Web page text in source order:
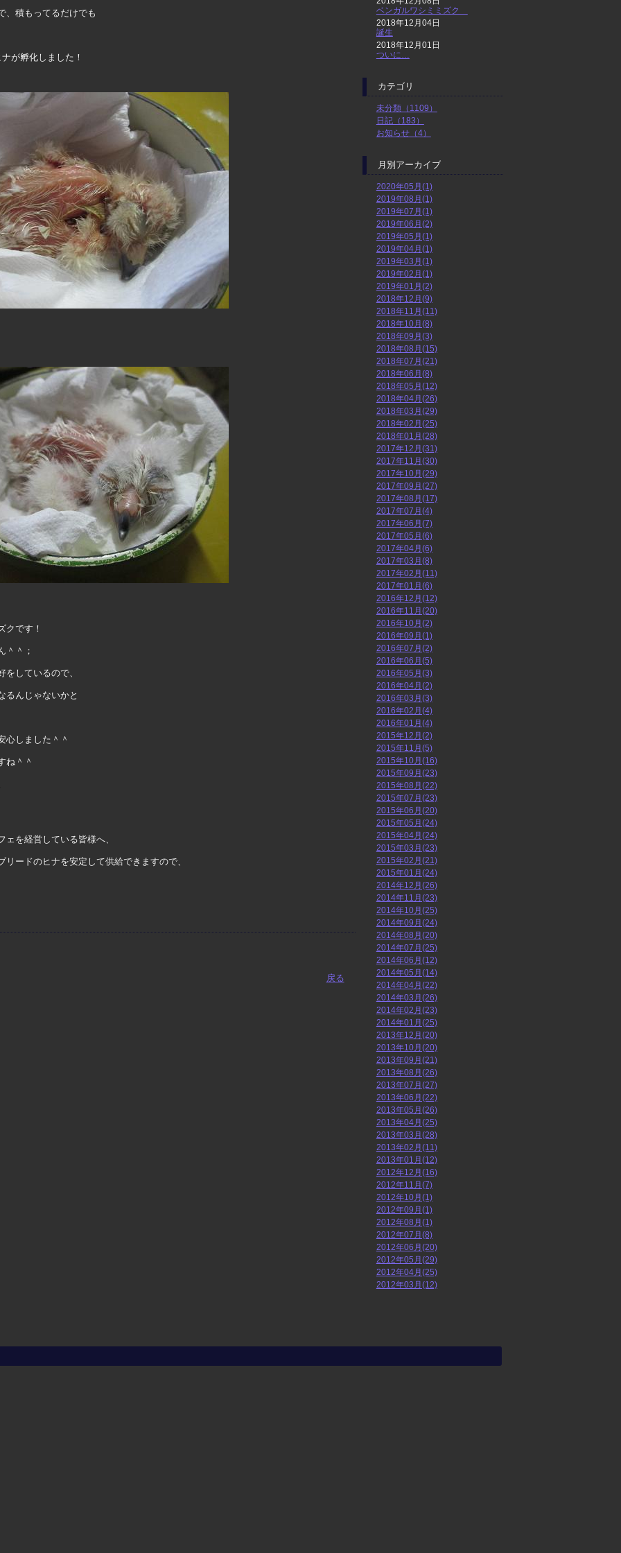
、積もってるだけでも
が孵化しました！
クです！
＾＾；
しているので、
るんじゃないかと
心しました＾＾
ね＾＾
を経営している皆様へ、
ードのヒナを安定して供給できますので、
戻る
ベンガルワシミミズク
2018年12月04日
誕生
2018年12月01日
ついに…
カテゴリ
未分類（1109）
日記（183）
お知らせ（4）
月別アーカイブ
2020年05月(1)
2019年08月(1)
2019年07月(1)
2019年06月(2)
2019年05月(1)
2019年04月(1)
2019年03月(1)
2019年02月(1)
2019年01月(2)
2018年12月(9)
2018年11月(11)
2018年10月(8)
2018年09月(3)
2018年08月(15)
2018年07月(21)
2018年06月(8)
2018年05月(12)
2018年04月(26)
2018年03月(29)
2018年02月(25)
2018年01月(28)
2017年12月(31)
2017年11月(30)
2017年10月(29)
2017年09月(27)
2017年08月(17)
2017年07月(4)
2017年06月(7)
2017年05月(6)
2017年04月(6)
2017年03月(8)
2017年02月(11)
2017年01月(6)
2016年12月(12)
2016年11月(20)
2016年10月(2)
2016年09月(1)
2016年07月(2)
2016年06月(5)
2016年05月(3)
2016年04月(2)
2016年03月(3)
2016年02月(4)
2016年01月(4)
2015年12月(2)
2015年11月(5)
2015年10月(16)
2015年09月(23)
2015年08月(22)
2015年07月(23)
2015年06月(20)
2015年05月(24)
2015年04月(24)
2015年03月(23)
2015年02月(21)
2015年01月(24)
2014年12月(26)
2014年11月(23)
2014年10月(25)
2014年09月(24)
2014年08月(20)
2014年07月(25)
2014年06月(12)
2014年05月(14)
2014年04月(22)
2014年03月(26)
2014年02月(23)
2014年01月(25)
2013年12月(20)
2013年10月(20)
2013年09月(21)
2013年08月(26)
2013年07月(27)
2013年06月(22)
2013年05月(26)
2013年04月(25)
2013年03月(28)
2013年02月(11)
2013年01月(12)
2012年12月(16)
2012年11月(7)
2012年10月(1)
2012年09月(1)
2012年08月(1)
2012年07月(8)
2012年06月(20)
2012年05月(29)
2012年04月(25)
2012年03月(12)